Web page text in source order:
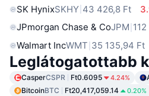
SK HynixSKHY 43 426,8 Ft
JPmorgan Chase & CoJPM
Walmart IncWMT 35 135,94 Ft
Leglátogatottabb
CasperCSPR Ft0.6095 4.24%
BitcoinBTC Ft20,417,059.14 0.20%